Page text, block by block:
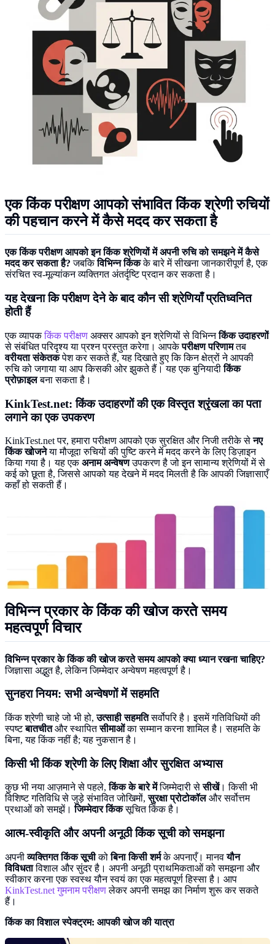
एक किंक परीक्षण आपको संभावित किंक श्रेणी रुचियों
की पहचान करने में कैसे मदद कर सकता है
एक किंक परीक्षण आपको इन किंक श्रेणियों में अपनी रुचि को समझने में कैसे
मदद कर सकता है? जबकिविभिन्न किंकके बारे में सीखना जानकारीपूर्ण है, एक
संरचित स्व-मूल्यांकन व्यक्तिगत अंतर्दृष्टि प्रदान कर सकता है।
यह देखना कि परीक्षण देने के बाद कौन सी श्रेणियाँ प्रतिध्वनित
होती हैं
एक व्यापककिंक परीक्षण अक्सर आपको इन श्रेणियों से विभिन्नकिंक उदाहरणों
से संबंधित परिदृश्य या प्रश्न प्रस्तुत करेगा। आपकेपरीक्षण परिणामतब
वरीयता संकेतकपेश कर सकते हैं, यह दिखाते हुए कि किन क्षेत्रों ने आपकी
रुचि को जगाया या आप किसकी ओर झुकते हैं। यह एक बुनियादीकिंक
प्रोफ़ाइलबना सकता है।
KinkTest.net: किंक उदाहरणों की एक विस्तृत श्रृंखला का पता
लगाने का एक उपकरण
KinkTest.net पर, हमारा परीक्षण आपको एक सुरक्षित और निजी तरीके सेनए
किंक खोजनेया मौजूदा रुचियों की पुष्टि करने में मदद करने के लिए डिज़ाइन
किया गया है। यह एकअनाम अन्वेषणउपकरण है जो इन सामान्य श्रेणियों में से
कई को छूता है, जिससे आपको यह देखने में मदद मिलती है कि आपकी जिज्ञासाएँ
कहाँ हो सकती हैं।
विभिन्न प्रकार के किंक की खोज करते समय
महत्वपूर्ण विचार
विभिन्न प्रकार के किंक की खोज करते समय आपको क्या ध्यान रखना चाहिए?
जिज्ञासा अद्भुत है, लेकिन जिम्मेदार अन्वेषण महत्वपूर्ण है।
सुनहरा नियम: सभी अन्वेषणों में सहमति
किंक श्रेणी चाहे जो भी हो,उत्साही सहमतिसर्वोपरि है। इसमें गतिविधियों की
स्पष्टबातचीतऔर स्थापितसीमाओंका सम्मान करना शामिल है। सहमति के
बिना, यह किंक नहीं है; यह नुकसान है।
किसी भी किंक श्रेणी के लिए शिक्षा और सुरक्षित अभ्यास
कुछ भी नया आज़माने से पहले,किंक के बारे मेंजिम्मेदारी सेसीखें। किसी भी
विशिष्ट गतिविधि से जुड़े संभावित जोखिमों,सुरक्षा प्रोटोकॉलऔर सर्वोत्तम
प्रथाओं को समझें।जिम्मेदार किंकसूचित किंक है।
आत्म-स्वीकृति और अपनी अनूठी किंक सूची को समझना
अपनीव्यक्तिगत किंक सूचीकोबिना किसी शर्मके अपनाएँ। मानवयौन
विविधताविशाल और सुंदर है। अपनी अनूठी प्राथमिकताओं को समझना और
स्वीकार करना एक स्वस्थ यौन स्वयं का एक महत्वपूर्ण हिस्सा है। आप
KinkTest.net गुमनाम परीक्षणलेकर अपनी समझ का निर्माण शुरू कर सकते
हैं।
किंक का विशाल स्पेक्ट्रम: आपकी खोज की यात्रा